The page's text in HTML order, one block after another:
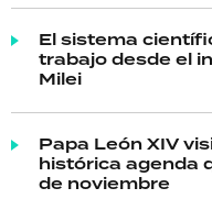
El sistema
trabajo desde el
Milei
Papa León XIV
histórica agenda
de noviembre